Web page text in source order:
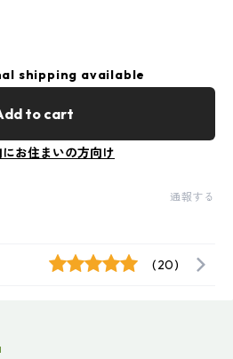
shipping available
to cart
にお住まいの方向け
通報する
(20)